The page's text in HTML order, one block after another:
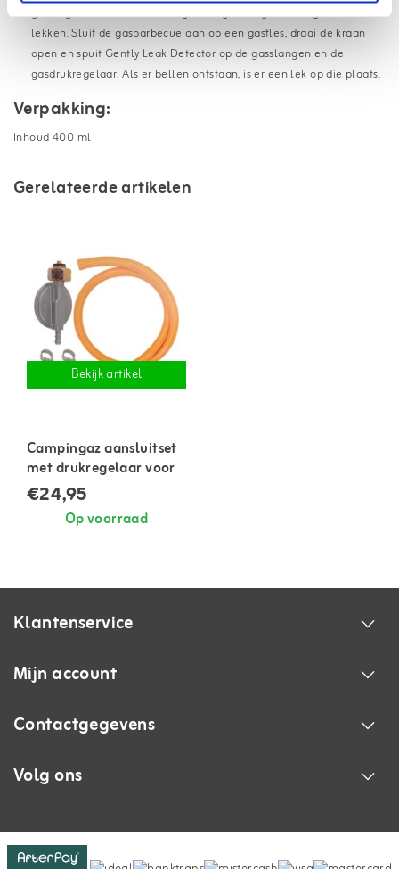
grondig te controleren of de gasslangen en gasdrukregelaar niet
lekken. Sluit de gasbarbecue aan op een gasfles, draai de kraan
open en spuit Gently Leak Detector op de gasslangen en de
gasdrukregelaar. Als er bellen ontstaan, is er een lek op die plaats.
Verpakking:
Inhoud 400 ml
Gerelateerde artikelen
Bekijk artikel
Campingaz aansluitset
met drukregelaar voor
gasapparatuur
€24,95
Op voorraad
Klantenservice
Mijn account
Contactgegevens
Volg ons